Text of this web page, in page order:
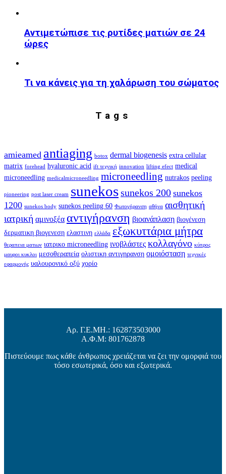
Αντιμετώπισε τις ρυτίδες ματιών σε 24
ώρες
Τι να κάνεις για τη χαλάρωση του σώματος
Tags
amieamed antiaging botox dermal biogenesis extra cellular
matrix forehead hyaluronic acid ift τεχνική innovation lifting efect medical
microneedling medicalmicroneedling microneedling nutrakos peeling
pioneering post laser cream sunekossunekos 200 sunekos
1200 sunekos body sunekos peeling 60 Φωτογήρανση αθήνα αισθητική
ιατρική αμινοξέα αντιγήρανση βιοανάπλαση βιογένεση
δερματικη βιογενεση ελαστινη ελλάδα εξωκυττάρια μήτρα
θεραπεια ματιων ιατρικο microneedling ινοβλάστες κολλαγόνο κύπρος
μαυροι κυκλοι μεσοθεραπεία ολιστικη αντιγηρανση ομοιόσταση τεχνικές
εφαρμογής υαλουρονικό οξύ χορίο
Αρ. Γ.Ε.ΜΗ.: 162873503000
Α.Φ.Μ: 801762878
Πιστεύουμε πως κάθε άνθρωπος χρειάζεται να ζει την ομορφιά του
τόσο εσωτερικά, όσο και εξωτερικά.